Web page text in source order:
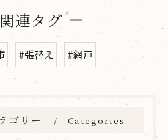
関連タグ
#張替え #網戸
ゴリー Categories